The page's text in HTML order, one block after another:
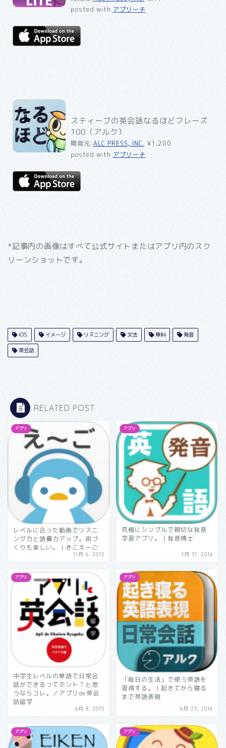
posted with アプリーチ
スティーブの英会話なるほどフレーズ
100（アルク）
開発元:ALC PRESS, INC. ¥1,200
posted with アプリーチ
*記事内の画像はすべて公式サイトまたはアプリ内のスク
リーンショットです。
iOS イメージ リスニング 文法 無料 発音
英会話
RELATED POST
アプリ
レベルに合った動画でリスニ
ング力と語彙力アップ。街づ
くりも楽しい。｜きこえーご
11月 6, 2015
アプリ
究極にシンプルで親切な発音
学習アプリ。｜発音博士
1月 31, 2016
アプリ
中学生レベルの単語で日常会
話ができるってホント？と思
うならコレ。／アプリde英会
話留学
6月 8, 2015
アプリ
「毎日の生活」で使う英語を
習得する。｜起きてから寝る
まで英語表現
6月 25, 2016
アプリ アプリ